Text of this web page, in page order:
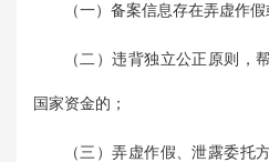
（一）备案信息存在弄虚作
（二）违背独立公正原则，
国家资金的；
（三）弄虚作假、泄露委托